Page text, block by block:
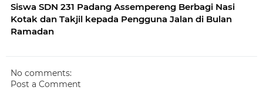
Siswa SDN 231 Padang Assempereng Berbagi Nasi
Kotak dan Takjil kepada Pengguna Jalan di Bulan
Ramadan
No comments:
Post a Comment